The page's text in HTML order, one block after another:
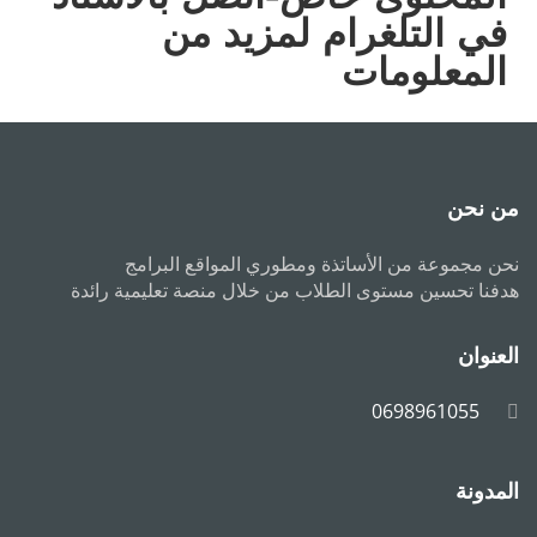
في التلغرام لمزيد من
المعلومات
من نحن
نحن مجموعة من الأساتذة ومطوري المواقع البرامج
هدفنا تحسين مستوى الطلاب من خلال منصة تعليمية رائدة
العنوان
0698961055
المدونة